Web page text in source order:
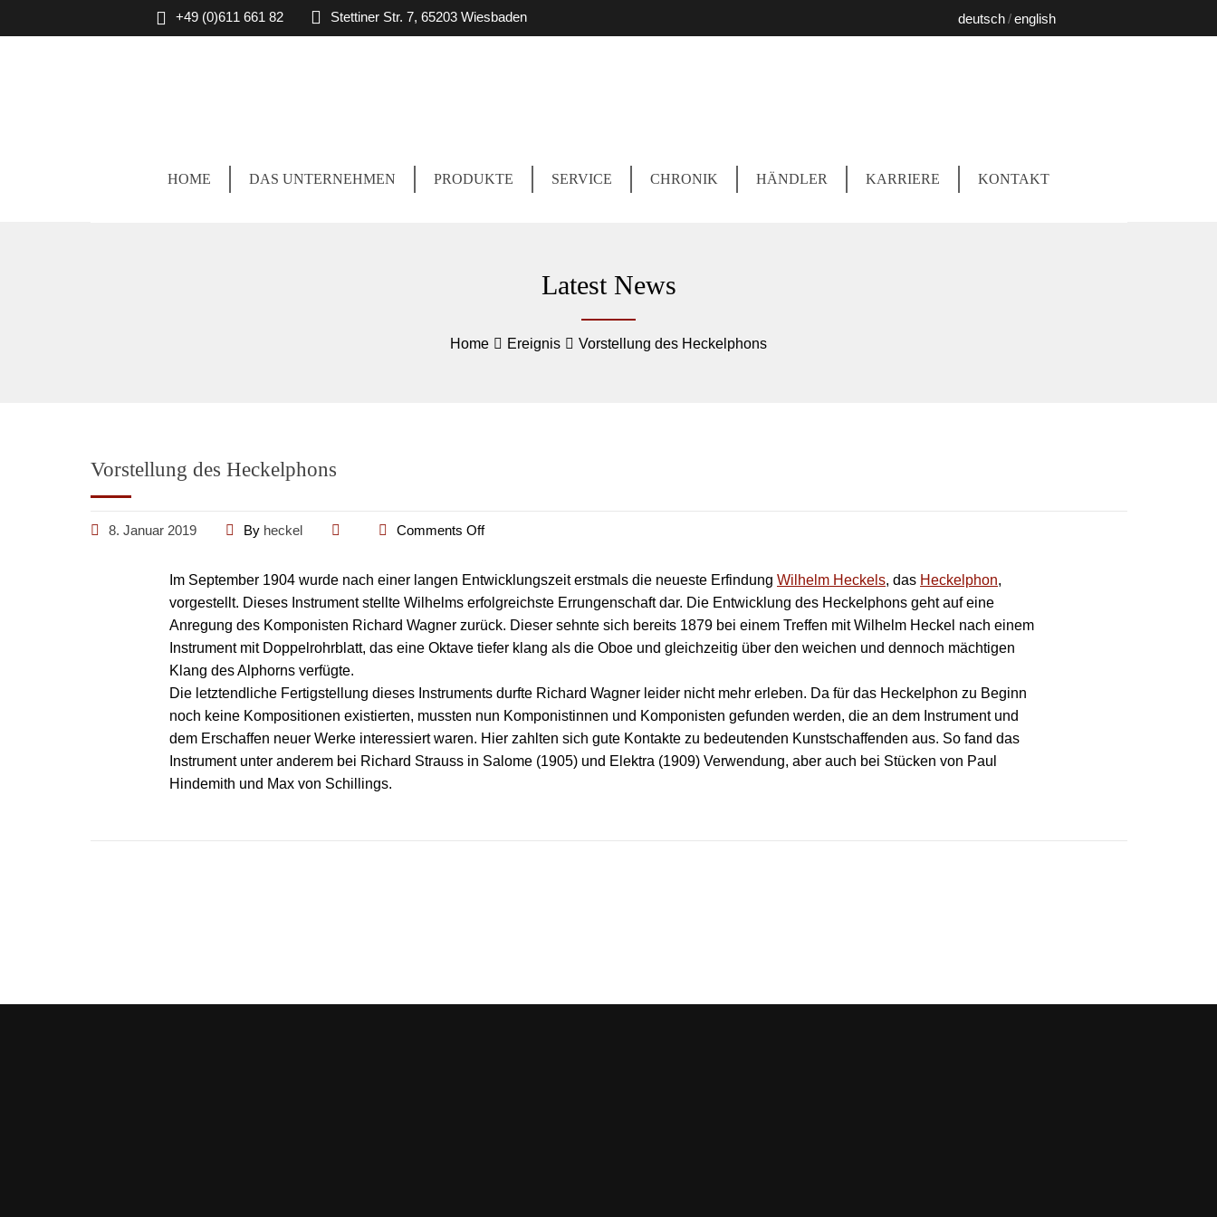
+49 (0)611 661 82 Stettiner Str. 7, 65203 Wiesbaden deutsch english
HOME DAS UNTERNEHMEN PRODUKTE SERVICE CHRONIK HÄNDLER KARRIERE KONTAKT
Latest News
Home Ereignis Vorstellung des Heckelphons
Vorstellung des Heckelphons
8. Januar 2019 By heckel Comments Off
Im September 1904 wurde nach einer langen Entwicklungszeit erstmals die neueste Erfindung Wilhelm Heckels, das Heckelphon,
vorgestellt. Dieses Instrument stellte Wilhelms erfolgreichste Errungenschaft dar. Die Entwicklung des Heckelphons geht auf eine
Anregung des Komponisten Richard Wagner zurück. Dieser sehnte sich bereits 1879 bei einem Treffen mit Wilhelm Heckel nach einem
Instrument mit Doppelrohrblatt, das eine Oktave tiefer klang als die Oboe und gleichzeitig über den weichen und dennoch mächtigen
Klang des Alphorns verfügte.
Die letztendliche Fertigstellung dieses Instruments durfte Richard Wagner leider nicht mehr erleben. Da für das Heckelphon zu Beginn
noch keine Kompositionen existierten, mussten nun Komponistinnen und Komponisten gefunden werden, die an dem Instrument und
dem Erschaffen neuer Werke interessiert waren. Hier zahlten sich gute Kontakte zu bedeutenden Kunstschaffenden aus. So fand das
Instrument unter anderem bei Richard Strauss in Salome (1905) und Elektra (1909) Verwendung, aber auch bei Stücken von Paul
Hindemith und Max von Schillings.